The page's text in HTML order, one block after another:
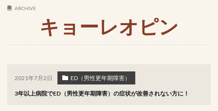
ARCHIVE
キョーレオピン
2021年7月2日 ED（男性更年期障害）
3年以上病院でED（男性更年期障害）の症状が改善されない方に！